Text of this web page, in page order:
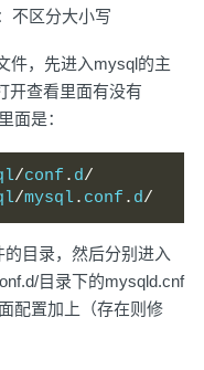
区分大小写
，先进入mysql的主
开查看里面有没有
里面是：
/conf . d/
/mysql. conf . d/
目录，然后分别进入
目录下的mysqld.cnf
配置加上（存在则修